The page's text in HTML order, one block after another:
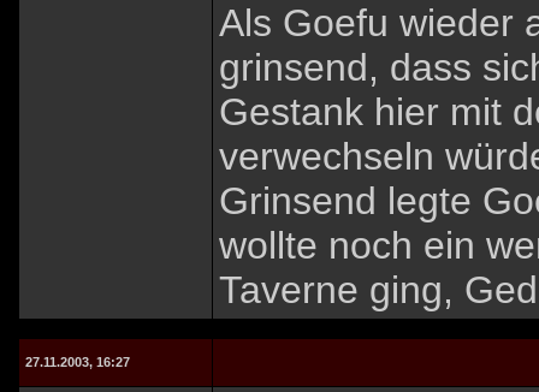
Als Goefu wieder
grinsend, dass
Gestank hier mit
verwechseln
Grinsend legte
wollte noch ein
Taverne ging,
27.11.2003, 16:27